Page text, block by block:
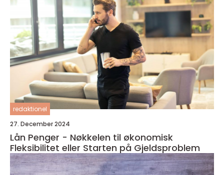
redaktionel
27. December 2024
Lån Penger - Nøkkelen til økonomisk
Fleksibilitet eller Starten på Gjeldsproblem